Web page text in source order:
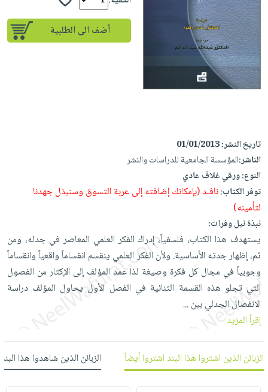
إختياراتنا
كتب
أكاديمية
صندوق
القراءة
iKitab
بلا
حدود
أسئلة
يتكرر
iKitab
على
Android
تحميل
iKitab
على
Apple
أسئلة
يتكرر
طرحها
تحميل
masmu3
على
masmu3
على
Apple
المواضيع
الأكثر
مبيعاً
إختياراتنا
وسائل
القراءة
جوائز
تعليمية
الصحة
والعناية
الشخصية
جديد
أجهزة
العناية
الشخصية
العناية
وتصفيف
الشعر
العناية
بالجسم
العناية
بالأسنان
الحمية
والتغذية
المطبخ
والسفرة
الكل
أواني
الطهي
أدوات
الخبز
أدوات
المائدة
الأوعية
أدوات
المطبخ
متجر
الهدايا
أقسام
الأكثر
مبيعاً
العودة
للمدارس
اكسسوارات
كتب
شحن
مجاني
بنود
اشتراكات
كلبحث
متقدم
أضف الى الطلبية
تاريخ النشر:01/01/2013
الناشر:المؤسسة الجامعية للدراسات والنشر
النوع:ورقي غلاف عادي
توفر الكتاب:نافـد (بإمكانك إضافته إلى عربة التسوق وسنبذل جهدنا
لتأمينه)
نبذة نيل وفرات:
يستهدف هذا الكتاب، فلسفياً، إدراك الفكر العلمي المعاصر في جدله، ومن
ثم، إظهار جدته الأساسية. ولأن الفكر العلمي ينقسم انقساماً واقعياً وانقساماً
وجوبياً في مجال كل فكرة وصيغة لذا عمد المؤلف إلى الإكثار من الفصول
التي تجلو هذه القسمة الثنائية في الفصل الأول يحاول المؤلف دراسة
الانفصال الجدلي بين...
إقرأ المزيد
الزبائن الذين اشتروا هذا البند اشتروا أيضاً الزبائن الذين شاهدوا هذا